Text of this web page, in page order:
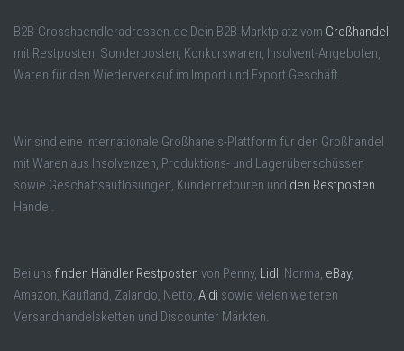
B2B-Grosshaendleradressen.de Dein B2B-Marktplatz vom Großhandel
mit Restposten, Sonderposten, Konkurswaren, Insolvent-Angeboten,
Waren für den Wiederverkauf im Import und Export Geschäft.
Wir sind eine Internationale Großhanels-Plattform für den Großhandel
mit Waren aus Insolvenzen, Produktions- und Lagerüberschüssen
sowie Geschäftsauflösungen, Kundenretouren und den Restposten
Handel.
Bei uns finden Händler Restposten von Penny, Lidl, Norma, eBay,
Amazon, Kaufland, Zalando, Netto, Aldi sowie vielen weiteren
Versandhandelsketten und Discounter Märkten.